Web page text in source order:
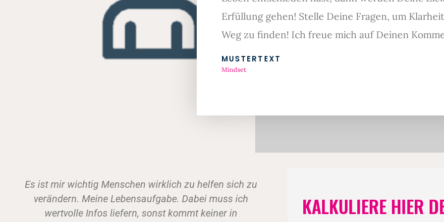
Erfüllung gehen! Stelle Deine Fragen, um
Weg zu finden! Ich freue mich auf Deinen
MUSTERTEXT
Mindset
sich zu
Man sollte meinen ich als Buchautorin könnte doch ein
paar Social Media Texte schreiben. Ich darf euch
sagen, es ist was anderes sein Wissen auf ein paar
dem Grafikprogramm
KALKULIERE HIER